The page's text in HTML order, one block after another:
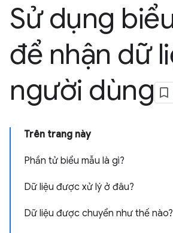
Sử dụng
để nhận dữ
người dùng
Trên trang này
Phần tử biểu mẫu là gì?
Dữ liệu được xử lý ở đâu?
Dữ liệu được chuyển như thế nào?